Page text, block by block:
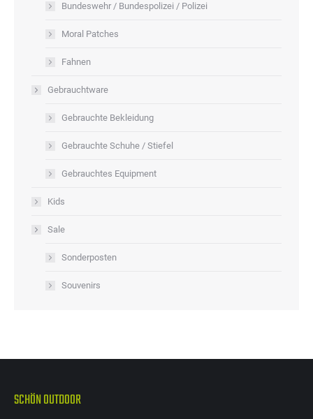
Bundeswehr / Bundespolizei / Polizei
Moral Patches
Fahnen
Gebrauchtware
Gebrauchte Bekleidung
Gebrauchte Schuhe / Stiefel
Gebrauchtes Equipment
Kids
Sale
Sonderposten
Souvenirs
SCHÖN OUTDOOR